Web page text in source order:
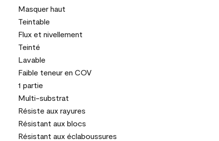
Masquer haut
Teintable
Flux et nivellement
Teinté
Lavable
Faible teneur en COV
1 partie
Multi-substrat
Résiste aux rayures
Résistant aux blocs
Résistant aux éclaboussures